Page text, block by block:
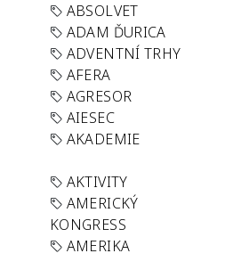
ABSOLVET
ADAM ĎURICA
ADVENTNÍ TRHY
AFERA
AGRESOR
AIESEC
AKADEMIE
AKTIVITY
AMERICKÝ
KONGRESS
AMERIKA